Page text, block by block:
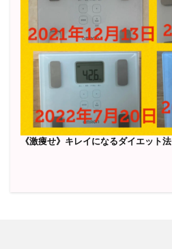
《激痩せ》キレイになるダイエット法